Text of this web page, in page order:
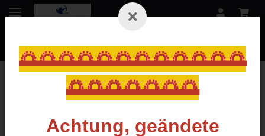
🌅🌅🌅🌅🌅🌅🌅🌅🌅🌅🌅🌅
🌅🌅🌅🌅🌅🌅🌅
Achtung, geändete
Zurück zur Liste Carbon